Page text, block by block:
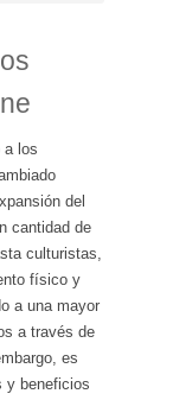
a los
del
cantidad de
culturistas,
físico y
a una mayor
a través de
es
y beneficios